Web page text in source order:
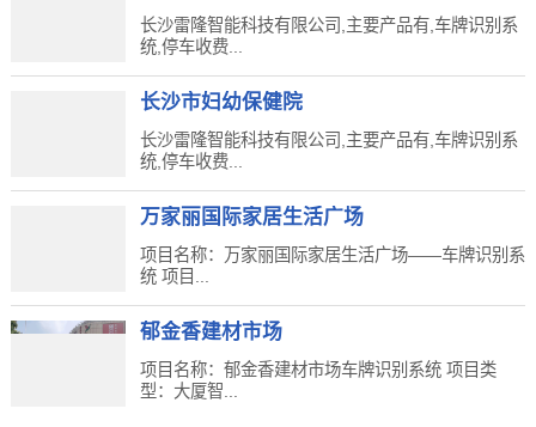
长沙雷隆智能科技有限公司,主要产品有,车牌识别系
统,停车收费...
长沙市妇幼保健院
长沙雷隆智能科技有限公司,主要产品有,车牌识别系
统,停车收费...
万家丽国际家居生活广场
项目名称：万家丽国际家居生活广场——车牌识别系
统 项目...
郁金香建材市场
项目名称：郁金香建材市场车牌识别系统 项目类
型：大厦智...